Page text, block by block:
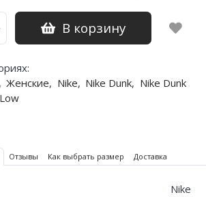
В корзину
, Женские, Nike, Nike Dunk, Nike Dunk
Отзывы Как выбрать размер Доставка
Nike